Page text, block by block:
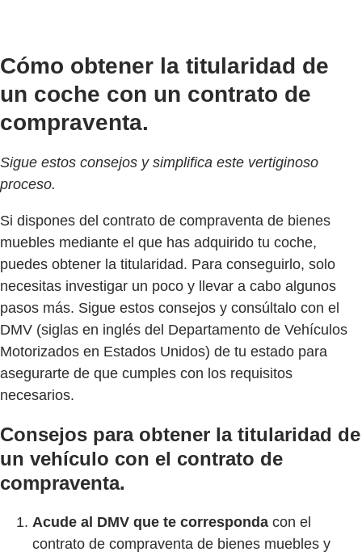
Cómo obtener la titularidad de
un coche con un contrato de
compraventa.
Sigue estos consejos y simplifica este vertiginoso
proceso.
Si dispones del contrato de compraventa de bienes
muebles mediante el que has adquirido tu coche,
puedes obtener la titularidad. Para conseguirlo, solo
necesitas investigar un poco y llevar a cabo algunos
pasos más. Sigue estos consejos y consúltalo con el
DMV (siglas en inglés del Departamento de Vehículos
Motorizados en Estados Unidos) de tu estado para
asegurarte de que cumples con los requisitos
necesarios.
Consejos para obtener la titularidad de
un vehículo con el contrato de
compraventa.
Acude al DMV que te corresponda con el
contrato de compraventa de bienes muebles y